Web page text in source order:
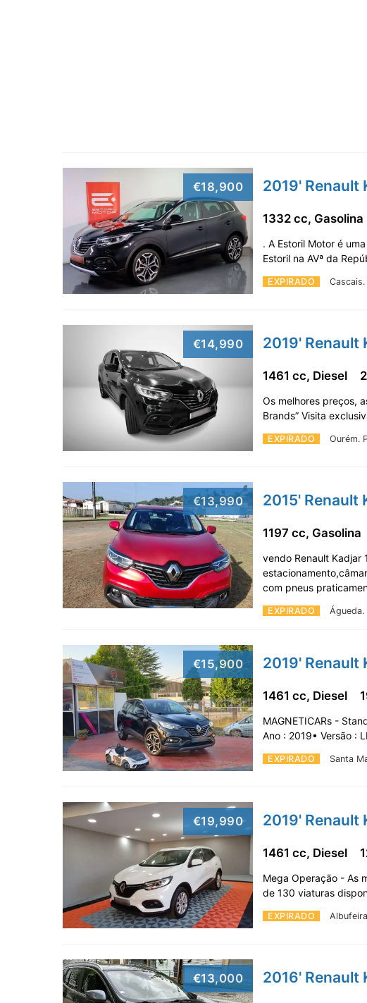
€18,900 2019' Renault
EXPIRADO Cascais.
1332 cc, Gasolina
. A Estoril Motor é
Estoril na AVª da
€14,990 2019' Renault
EXPIRADO Ourém.
1461 cc, Diesel
Os melhores preços,
Brands” Visita
€13,990 2015' Renault
EXPIRADO Águeda.
1197 cc, Gasolina
vendo Renault Kadjar
com pneus
€15,900 2019' Renault
EXPIRADO Santa
1461 cc, Diesel
MAGNETICARs -
Ano : 2019• Versão :
€19,990 2019' Renault
EXPIRADO
1461 cc, Diesel
Mega Operação - As
de 130 viaturas
€13,000 2016' Renault